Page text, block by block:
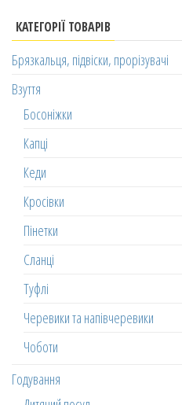
КАТЕГОРІЇ ТОВАРІВ
Брязкальця, підвіски, прорізувачі
Взуття
Босоніжки
Капці
Кеди
Кросівки
Пінетки
Сланці
Туфлі
Черевики та напівчеревики
Чоботи
Годування